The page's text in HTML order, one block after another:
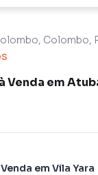
Colombo,
Venda em
em Vila Yara